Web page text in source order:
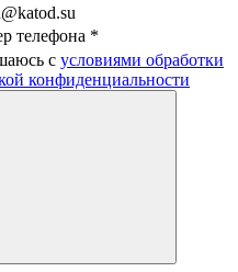
телефона *
с условиями обработки
конфиденциальности